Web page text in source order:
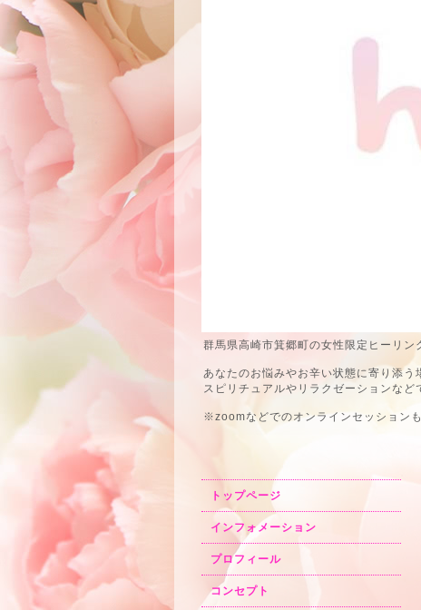
群馬県高崎市箕郷町の女性限定ヒーリ
あなたのお悩みやお辛い状態に寄り添う
スピリチュアルやリラクゼーションな
※zoomなどでのオンラインセッション
トップページ
インフォメーション
プロフィール
コンセプト